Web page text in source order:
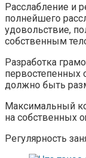
Расслабление и
полнейшего
удовольствие,
собственным
Разработка
первостепенных
должно быть
Максимальный
на собственных
Регулярность